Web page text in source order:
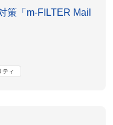
策「m-FILTER Mail
ティ